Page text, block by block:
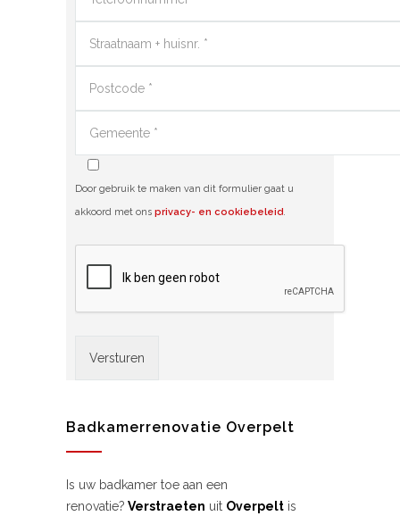
Door gebruik te maken van dit formulier gaat u
akkoord met ons privacy- en cookiebeleid.
Badkamerrenovatie Overpelt
Is uw badkamer toe aan een
renovatie? Verstraeten uit Overpelt is